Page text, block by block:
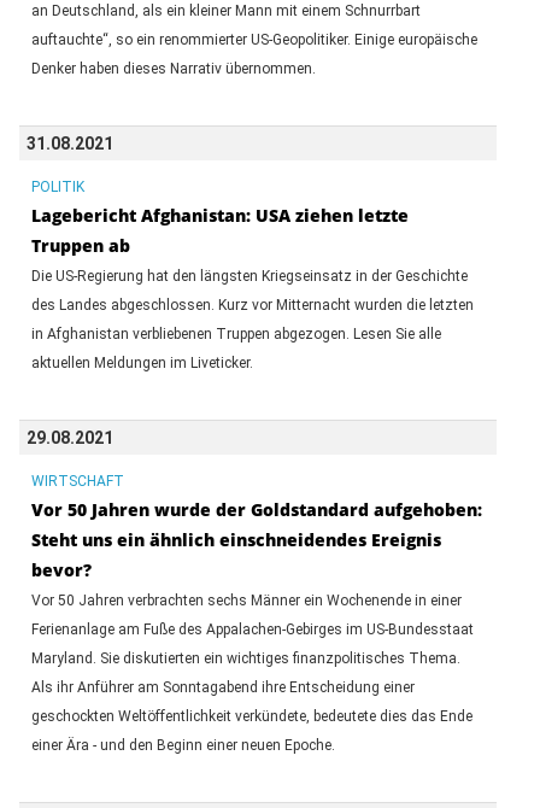
an Deutschland, als ein kleiner Mann mit einem Schnurrbart
auftauchte“, so ein renommierter US-Geopolitiker. Einige europäische
Denker haben dieses Narrativ übernommen.
31.08.2021
POLITIK
Lagebericht Afghanistan: USA ziehen letzte
Truppen ab
Die US-Regierung hat den längsten Kriegseinsatz in der Geschichte
des Landes abgeschlossen. Kurz vor Mitternacht wurden die letzten
in Afghanistan verbliebenen Truppen abgezogen. Lesen Sie alle
aktuellen Meldungen im Liveticker.
29.08.2021
WIRTSCHAFT
Vor 50 Jahren wurde der Goldstandard aufgehoben:
Steht uns ein ähnlich einschneidendes Ereignis
bevor?
Vor 50 Jahren verbrachten sechs Männer ein Wochenende in einer
Ferienanlage am Fuße des Appalachen-Gebirges im US-Bundesstaat
Maryland. Sie diskutierten ein wichtiges finanzpolitisches Thema.
Als ihr Anführer am Sonntagabend ihre Entscheidung einer
geschockten Weltöffentlichkeit verkündete, bedeutete dies das Ende
einer Ära - und den Beginn einer neuen Epoche.